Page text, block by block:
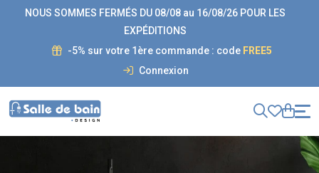
NOUS SOMMES FERMÉS DU 08/08 au 16/08/26 POUR LES
EXPÉDITIONS
-5% sur votre 1ère commande : code FREE5
Connexion